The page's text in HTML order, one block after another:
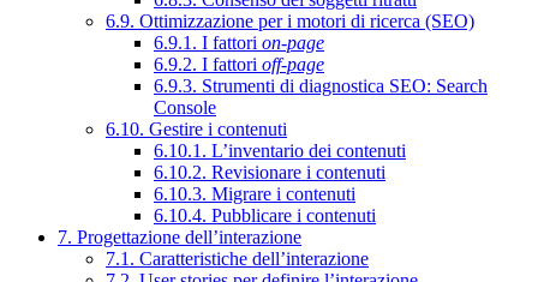
6.9. Ottimizzazione per i motori di ricerca (SEO)
6.9.1. I fattori on-page
6.9.2. I fattori off-page
6.9.3. Strumenti di diagnostica SEO: Search
Console
6.10. Gestire i contenuti
6.10.1. L’inventario dei contenuti
6.10.2. Revisionare i contenuti
6.10.3. Migrare i contenuti
6.10.4. Pubblicare i contenuti
7. Progettazione dell’interazione
7.1. Caratteristiche dell’interazione